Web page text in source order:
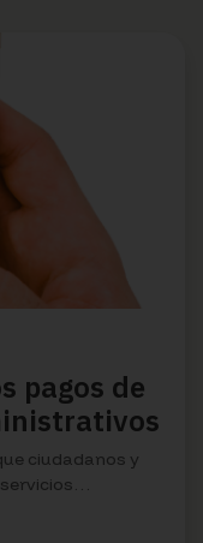
pagos de
ciudadanos y